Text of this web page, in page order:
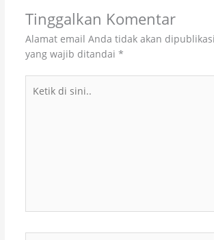
Tinggalkan Komentar
Alamat email Anda tidak akan
yang wajib ditandai *